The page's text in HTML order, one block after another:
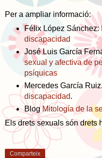
Per a ampliar informació:
Félix López Sánchez:
discapacidad
José Luis García
sexual y afectiva de
psíquicas
Mercedes García Ruiz.
discapacidad.
BlogMitología de la
Els drets sexuals són drets
Comparteix